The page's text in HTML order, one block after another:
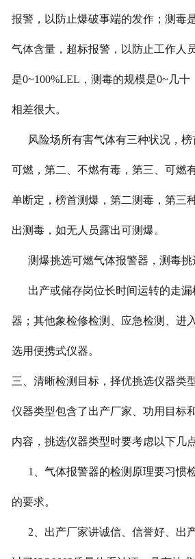
报警，以防止爆破事端的发作；测毒
气体含量，超标报警，以防止工作人
是0~100%LEL，测毒的规模是0~几十
相差很大。
风险场所有害气体有三种状况，榜
可燃，第二、不燃有毒，第三、可燃
单断定，榜首测爆，第二测毒，第三
出测毒，如无人员露出可测爆。
测爆挑选可燃气体报警器，测毒挑
出产或储存岗位长时间运转的走漏
器；其他象检修检测、应急检测、进
选用便携式仪器。
三 、清晰检测目标，择优挑选仪器类
仪器类型包含了出产厂家、功用目标
内容，挑选仪器类型时要考虑以下几
1 、气体报警器的检测原理要习惯
的要求。
2 、出产厂家讲诚信、信誉好、出